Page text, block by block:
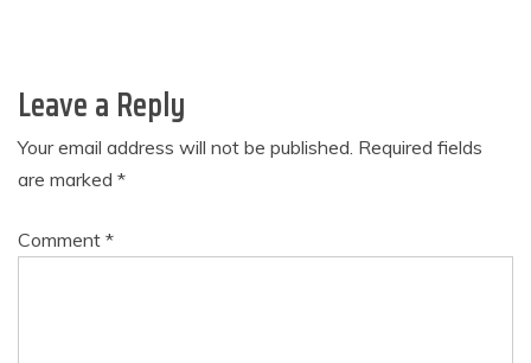
Leave a Reply
Your email address will not be published. Required fields
are marked *
Comment *